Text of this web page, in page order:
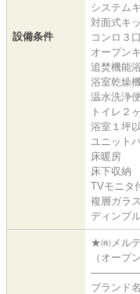
設備条件
システム
対面式キ
コンロ３口
オープン
追焚機能
浴室乾燥
温水洗浄
トイレ２
浴室１坪
ユニット
床暖房
床下収納
TVモニタ
複層ガラス
ディンプ
★㈱メル
（オープ
ブランド